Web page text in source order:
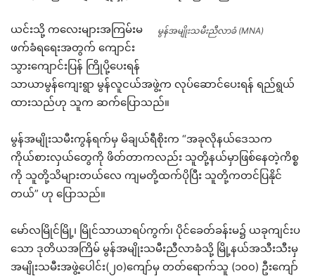
မွန်အမျိုးသမီးညီလာခံ (MNA)
ယင်းသို့ ကလေးများအကြမ်းမ
ဖက်ခံရရေးအတွက် ကျောင်း
သွားကျောင်းပြန် ကြိုပို့ပေးရန်
သာယာမွန်ကျေးရွာ မွန်လူငယ်အဖွဲ့က လုပ်ဆောင်ပေးရန် ရည်ရွယ်
ထားသည်ဟု သူက ဆက်ပြောသည်။
မွန်အမျိုးသမီးကွန်ရက်မှ မိချယ်ရီစိုးက “အခုလိုနယ်ဒေသက
ကိုယ်စားလှယ်တွေကို ဖိတ်တာကလည်း သူတို့နယ်မှာဖြစ်နေတဲ့ကိစ္စ
ကို သူတို့သိများတယ်လေ ကျမတို့ထက်ပိုပြီး သူတို့ကတင်ပြနိုင်
တယ်” ဟု ပြောသည်။
မော်လမြိုင်မြို့၊ မြိုင်သာယာရပ်ကွက်၊ ပိုင်ခေတ်ခန်းမ၌ ယခုကျင်းပ
သော ဒုတိယအကြိမ် မွန်အမျိုးသမီးညီလာခံသို့ မြို့နယ်အသီးသီးမှ
အမျိုးသမီးအဖွဲ့ပေါင်း(၂၀)ကျော်မှ တတ်ရောက်သူ (၁၀၀) ဦးကျော်